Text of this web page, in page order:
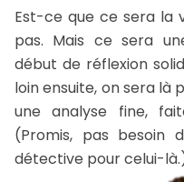
Est-ce que ce sera la
pas. Mais ce sera
début de réflexion
loin ensuite, on sera là
une analyse fine,
(Promis, pas besoin
détective pour celui-